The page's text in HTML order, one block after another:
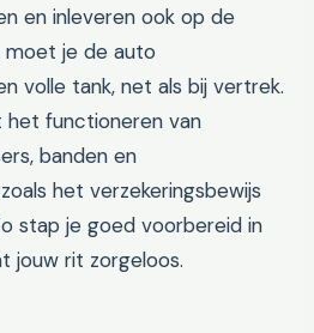
en inleveren ook op de
moet je de auto
volle tank, net als bij vertrek.
het functioneren van
banden en
het verzekeringsbewijs
stap je goed voorbereid in
jouw rit zorgeloos.